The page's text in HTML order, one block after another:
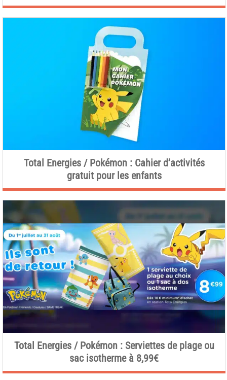
Total Energies / Pokémon : Cahier d’activités
gratuit pour les enfants
Total Energies / Pokémon : Serviettes de plage ou
sac isotherme à 8,99€